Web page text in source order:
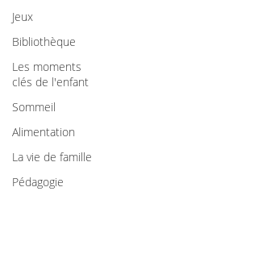
Jeux
Bibliothèque
Les moments
clés de l'enfant
Sommeil
Alimentation
La vie de famille
Pédagogie